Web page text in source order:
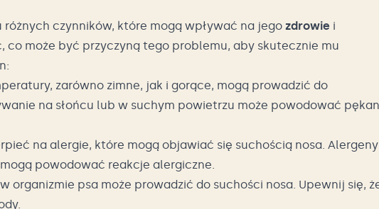
czynników, które mogą wpływać na jego zdrowie i
co może być przyczyną tego problemu, aby skutecznie mu
zarówno zimne, jak i gorące, mogą prowadzić do
na słońcu lub w suchym powietrzu może powodować
na alergie, które mogą objawiać się suchością nosa. Alergeny
powodować reakcje alergiczne.
organizmie psa może prowadzić do suchości nosa. Upewnij się,